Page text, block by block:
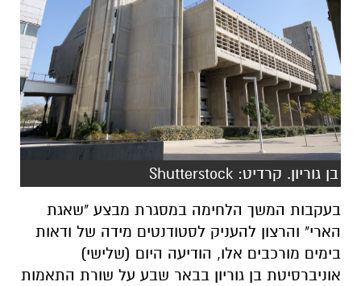
בן גוריון. קרדיט: Shutterstock
בעקבות המשך הלחימה במסגרת מבצע "שאגת
הארי" והרצון להעניק לסטודנטים מידה של ודאות
בימים מורכבים אלו, הודיעה היום (שלישי)
אוניברסיטת בן גוריון בבאר שבע על שורת התאמות